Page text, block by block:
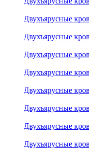
Двухъярусные
Двухъярусные
Двухъярусные
Двухъярусные
Двухъярусные
Двухъярусные
Двухъярусные
Двухъярусные